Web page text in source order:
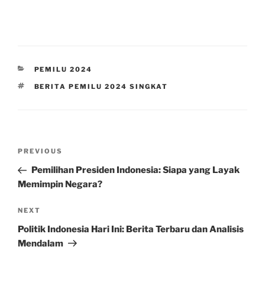
CATEGORIES
PEMILU 2024
TAGS
BERITA PEMILU 2024 SINGKAT
Previous
Post
PREVIOUS
Pemilihan Presiden Indonesia: Siapa yang Layak
Memimpin Negara?
Next
Post
NEXT
Politik Indonesia Hari Ini: Berita Terbaru dan Analisis
Mendalam